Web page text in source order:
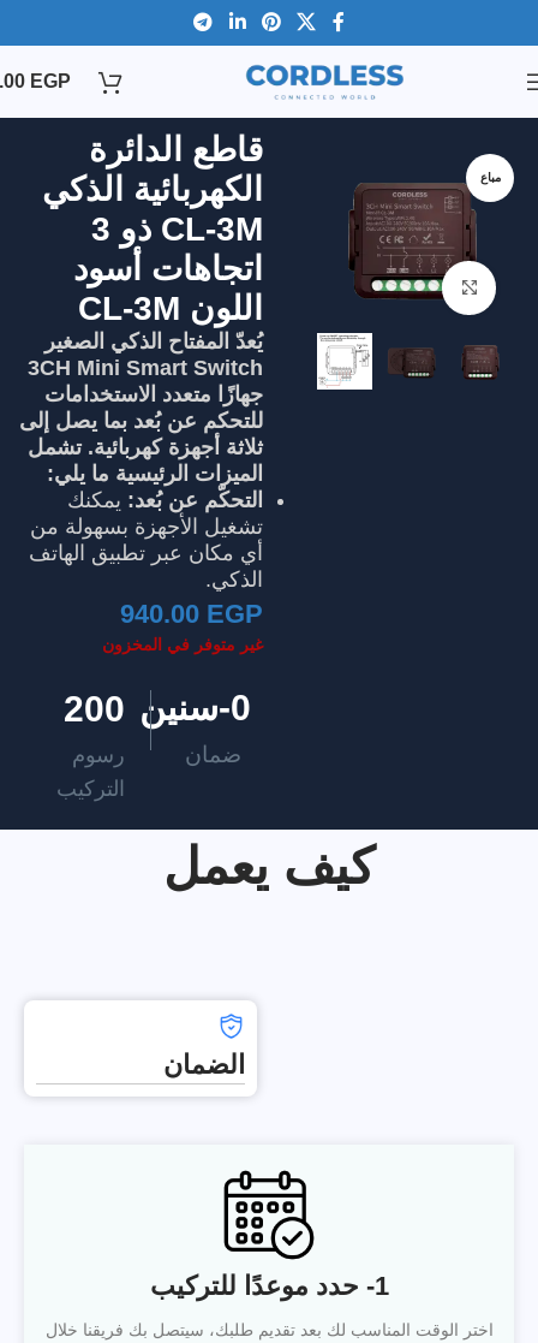
EGP
قاطع الدائرة
الكهربائية الذكي
CL-3M ذو 3
اتجاهات أسود
اللون CL-3M
يُعدّ المفتاح الذكي الصغير
3CH Mini Smart Switch
جهازًا متعدد الاستخدامات
للتحكم عن بُعد بما يصل إلى
ثلاثة أجهزة كهربائية. تشمل
الميزات الرئيسية ما يلي:
التحكّم عن بُعد: يمكنك
تشغيل الأجهزة بسهولة من
أي مكان عبر تطبيق الهاتف
الذكي.
940.00 EGP
غير متوفر في المخزون
ضمان
0-سنين 200
رسوم
التركيب
مباع
Click to enlarge
كيف يعمل
الضمان
1- حدد موعدًا للتركيب
اختر الوقت المناسب لك بعد تقديم طلبك، سيتصل بك فريقنا خلال